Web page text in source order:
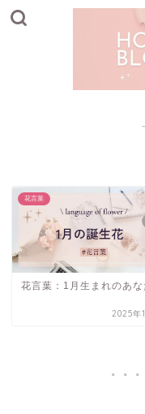
花言葉
花言葉：1月生まれのあな
2025年